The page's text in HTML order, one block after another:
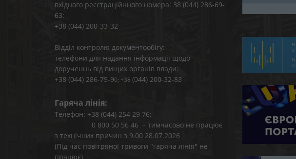
вхідного реєстраційнного номера: 38 (044) 286-69-
63;
+38 (044) 200-33-32
Відділ контролю документообігу:
телефони для надання інформації щодо
дорученнь від вищих органів влади:
+38 (044) 286-75-90; +38 (044) 200-32-83
Гаряча лінія:
Телефон: +38 (044) 254 29 76;
0 800 50 56 46 – тимчасово не працює
з технічних причин з 9.00 28.07.2026
(Під час повітряної тривоги "гаряча лінія" не
працює)